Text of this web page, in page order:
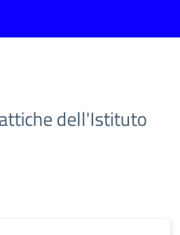
dell'Istituto